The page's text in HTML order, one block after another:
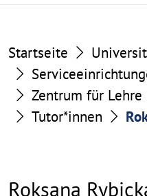
Startseite
Zentrum für Lehre
Tutor*innen
Roksana